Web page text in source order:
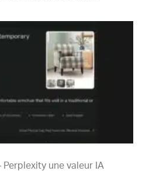
Perplexity une valeur IA